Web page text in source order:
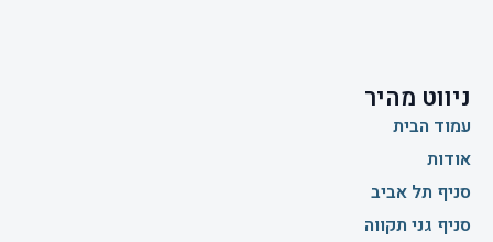
ניווט מהיר
עמוד הבית
אודות
סניף תל אביב
סניף גני תקווה